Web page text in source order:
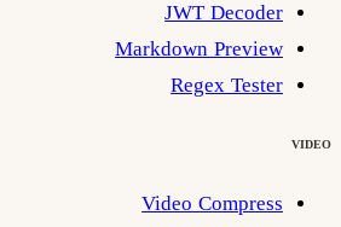
JWT Decoder
Markdown Preview
Regex Tester
VIDEO
Video Compress